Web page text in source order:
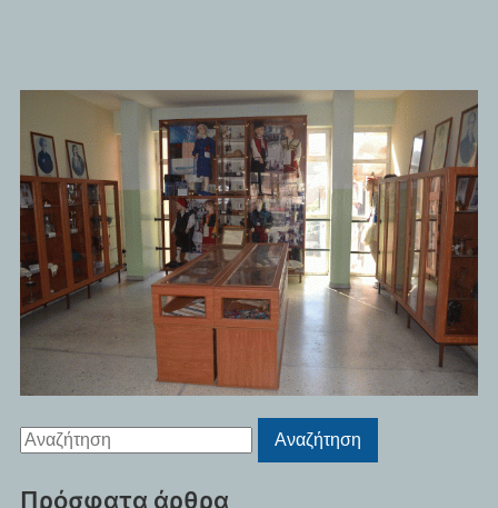
Αναζήτηση
για:
Αναζήτηση
Πρόσφατα άρθρα